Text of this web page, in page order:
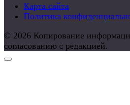
Карта сайта
Политика
© 2026 Копирование
согласованию с редакцией.